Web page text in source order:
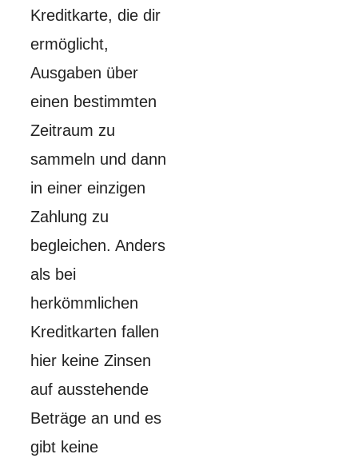
Kreditkarte, die dir
ermöglicht,
Ausgaben über
einen bestimmten
Zeitraum zu
sammeln und dann
in einer einzigen
Zahlung zu
begleichen. Anders
als bei
herkömmlichen
Kreditkarten fallen
hier keine Zinsen
auf ausstehende
Beträge an und es
gibt keine